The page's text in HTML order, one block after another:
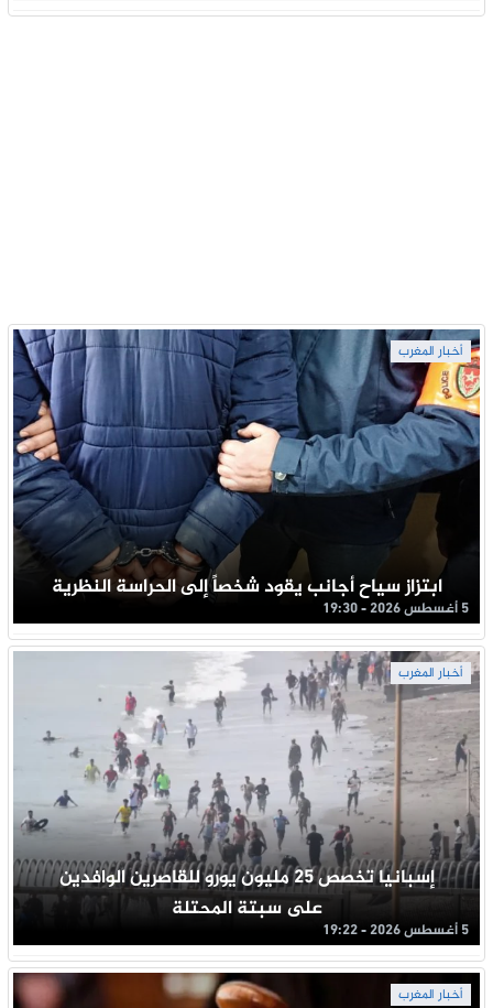
أخبار المغرب
ابتزاز سياح أجانب يقود شخصاً إلى الحراسة النظرية
5 أغسطس 2026 - 19:30
أخبار المغرب
إسبانيا تخصص 25 مليون يورو للقاصرين الوافدين
على سبتة المحتلة
5 أغسطس 2026 - 19:22
أخبار المغرب